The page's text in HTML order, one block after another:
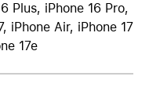
Plus, iPhone 16 Pro,
iPhone Air, iPhone 17
17e